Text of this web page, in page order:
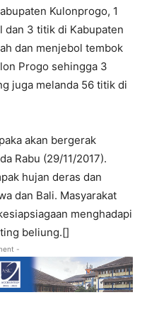
Kulonprogo, 1
dan 3 titik di Kabupaten
dan menjebol tembok
Progo sehingga 3
juga melanda 56 titik di
akan bergerak
Rabu (29/11/2017).
hujan deras dan
dan Bali. Masyarakat
menghadapi
beliung.[]
-